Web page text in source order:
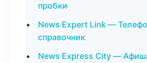
пробки
News Expert Link —
справочник
News Express City —